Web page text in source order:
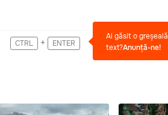
CTRL + ENTER
Ai găsit o
text?Anunță-ne!